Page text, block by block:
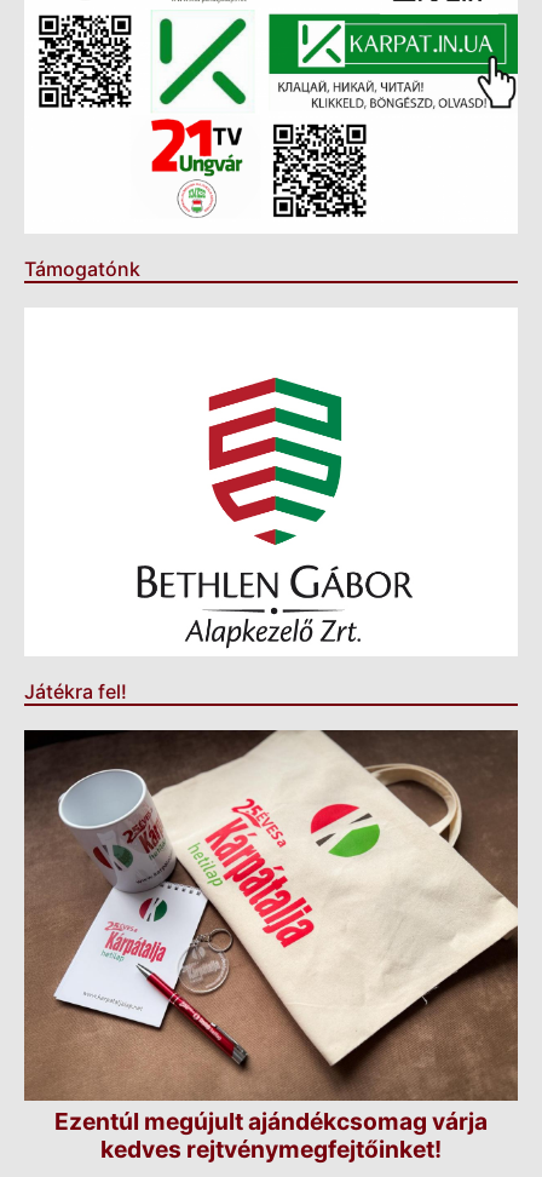
Támogatónk
Játékra fel!
Ezentúl megújult ajándékcsomag várja
kedves rejtvénymegfejtőinket!